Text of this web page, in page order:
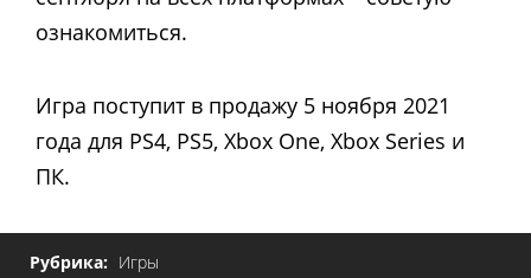
ознакомиться.
Игра поступит в продажу 5 ноября 2021
года для PS4, PS5, Xbox One, Xbox Series и
ПК.
Рубрика: Игры